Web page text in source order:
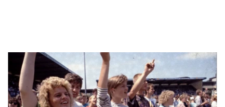
Podcasts
Muziek